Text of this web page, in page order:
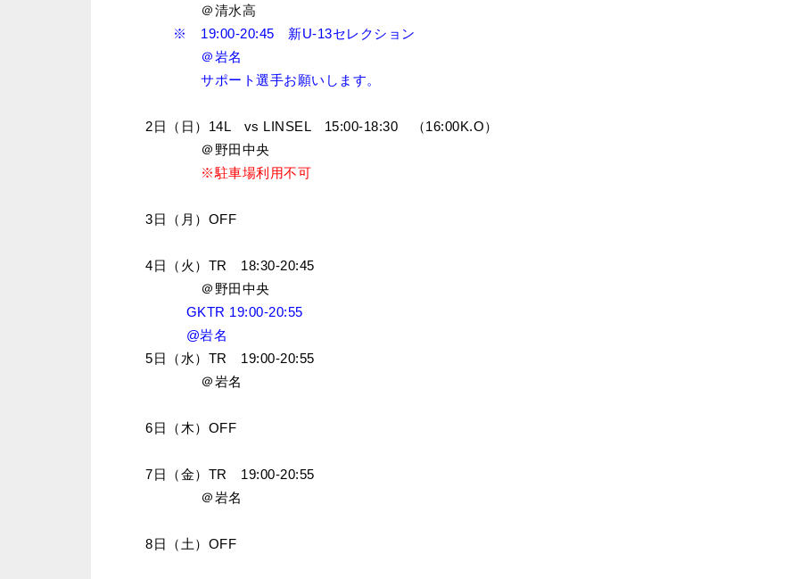
＠清水高
※ 19:00-20:45 新U-13セレクション
＠岩名
サポート選手お願いします。
2日（日）14L vs LINSEL 15:00-18:30 （16:00K.O）
＠野田中央
※駐車場利用不可
3日（月）OFF
4日（火）TR 18:30-20:45
＠野田中央
GKTR 19:00-20:55
@岩名
5日（水）TR 19:00-20:55
＠岩名
6日（木）OFF
7日（金）TR 19:00-20:55
＠岩名
8日（土）OFF